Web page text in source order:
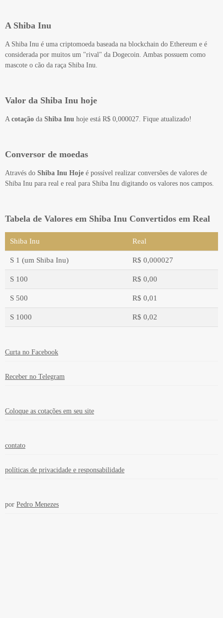
A Shiba Inu
A Shiba Inu é uma criptomoeda baseada na blockchain do Ethereum e é
considerada por muitos um "rival" da Dogecoin. Ambas possuem como
mascote o cão da raça Shiba Inu.
Valor da Shiba Inu hoje
A cotação da Shiba Inu hoje está R$ 0,000027. Fique atualizado!
Conversor de moedas
Através do Shiba Inu Hoje é possível realizar conversões de valores de
Shiba Inu para real e real para Shiba Inu digitando os valores nos campos.
Tabela de Valores em Shiba Inu Convertidos em Real
Shiba Inu Real
S 1 (um Shiba Inu) R$ 0,000027
S 100 R$ 0,00
S 500 R$ 0,01
S 1000 R$ 0,02
Curta no Facebook
Receber no Telegram
Coloque as cotações em seu site
contato
políticas de privacidade e responsabilidade
por Pedro Menezes